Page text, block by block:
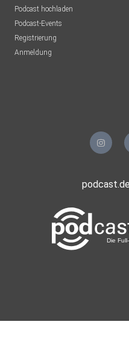
Podcast hochladen
Podcast-Events
Registrierung
Anmeldung